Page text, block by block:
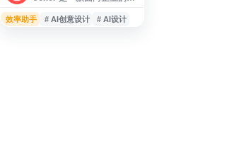
发、智能设计（Joker AIx）
和自动化流程搭建等能力。
效率助手 # AI创意设计 # AI设计